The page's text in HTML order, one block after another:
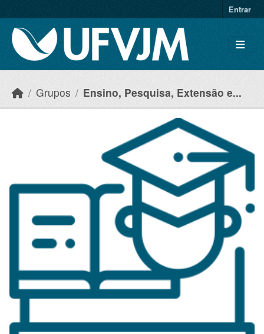
Entrar
Grupos Ensino, Pesquisa, Extensão e...